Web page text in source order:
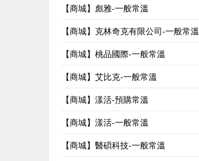
【商城】彪雅-一般常溫
【商城】克林奇克有限公司-一般常溫
【商城】桃品國際-一般常溫
【商城】艾比克-一般常溫
【商城】漾活-預購常溫
【商城】漾活-一般常溫
【商城】醫碩科技-一般常溫